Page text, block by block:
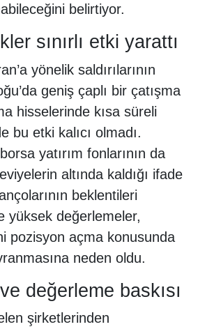
belirtiyor.
sınırlı etki yarattı
yönelik saldırılarının
geniş çaplı bir çatışma
hisselerinde kısa süreli
bu etki kalıcı olmadı.
yatırım fonlarının da
altında kaldığı ifade
beklentileri
yüksek değerlemeler,
pozisyon açma konusunda
neden oldu.
değerleme baskısı
şirketlerinden